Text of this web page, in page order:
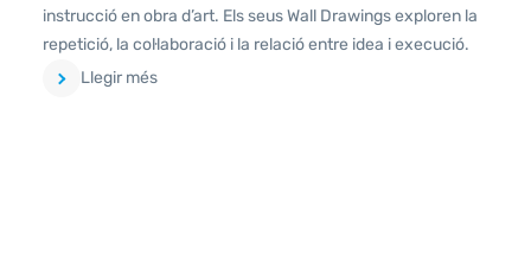
instrucció en obra d’art. Els seus Wall Drawings exploren la
repetició, la col·laboració i la relació entre idea i execució.
Llegir més